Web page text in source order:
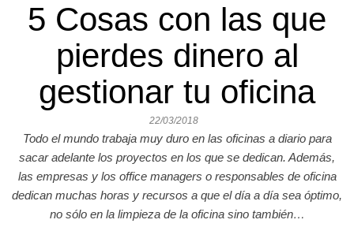
5 Cosas con las que
pierdes dinero al
gestionar tu oficina
22/03/2018
Todo el mundo trabaja muy duro en las oficinas a diario para
sacar adelante los proyectos en los que se dedican. Además,
las empresas y los office managers o responsables de oficina
dedican muchas horas y recursos a que el día a día sea óptimo,
no sólo en la limpieza de la oficina sino también…